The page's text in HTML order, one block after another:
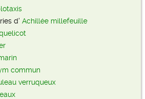
d' Achillée millefeuille
commun
verruqueux